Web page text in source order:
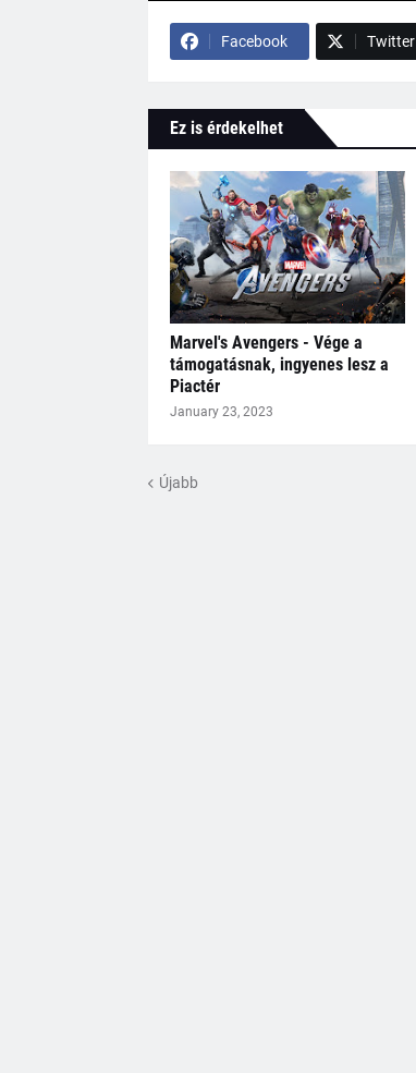
Facebook Twitter
Ez is érdekelhet
Marvel's Avengers - Vége a
támogatásnak, ingyenes lesz a
Piactér
January 23, 2023
Újabb